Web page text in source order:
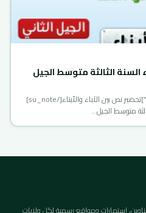
السنة الثالثة متوسط الجيل
[su_note note_color=”#53defb”]تحضير نص بين الآباء والأبناء[/su_note]
متوسط الجيل…